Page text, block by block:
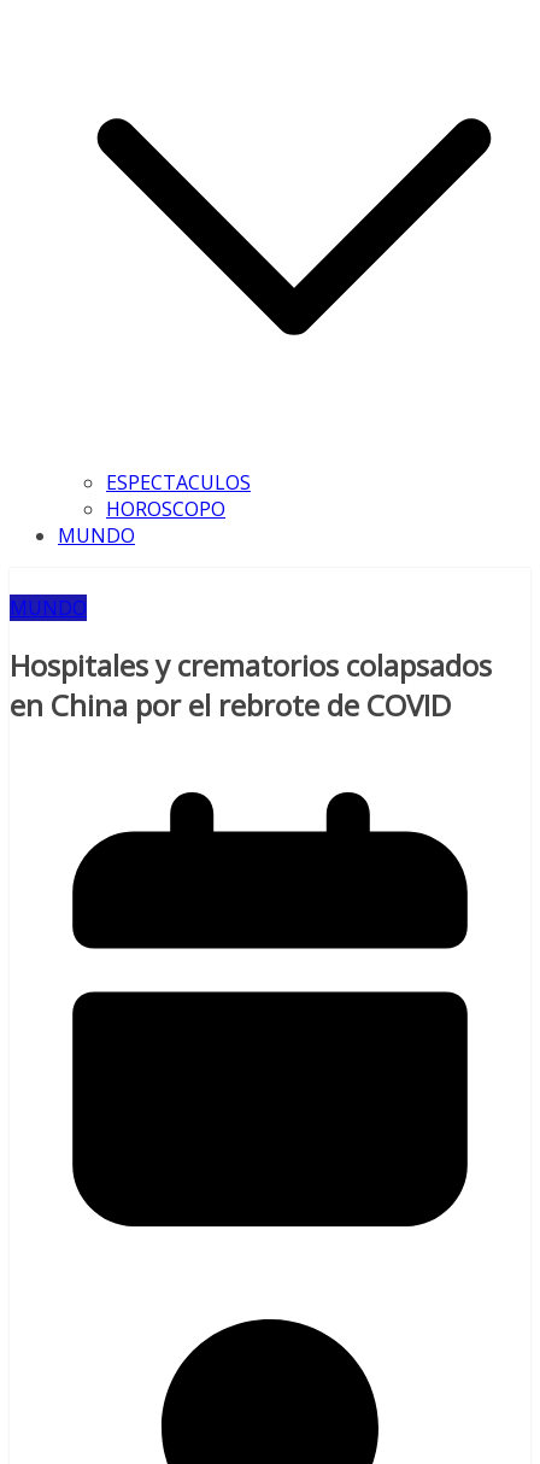
ESPECTACULOS
HOROSCOPO
MUNDO
MUNDO
Hospitales y crematorios colapsados
en China por el rebrote de COVID